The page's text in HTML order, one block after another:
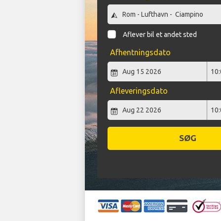
Aflever bil et andet sted
Afhentningsdato
Afleveringsdato
SØG